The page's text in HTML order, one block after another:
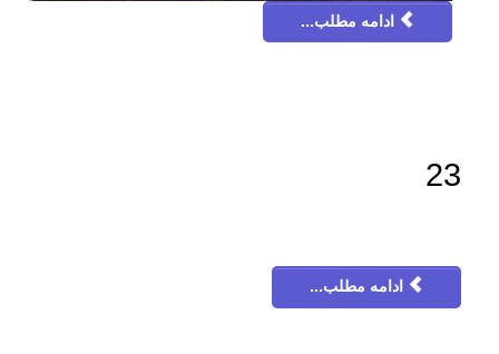
ادامه مطلب...
23
ادامه مطلب...